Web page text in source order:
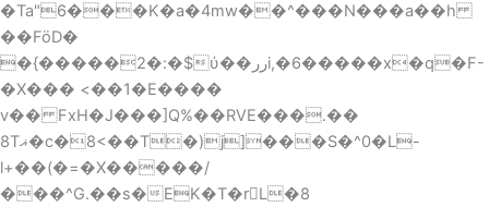
�Ta"6���K�a�4mw��^���N���a��h
��FöD�
�{�����2�:�$ύ��ررi,�6�����x�q�F-
�X��� <��1�E����
v�� FxH�J���]Q%��RVE���.��
8Tޣ�c�8<��T�)j]���S�^0�L-
l+��(�=�X�����/
���^G.��s�EK�T�rL�8